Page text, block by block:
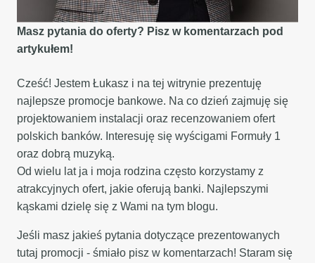
Masz pytania do oferty? Pisz w komentarzach pod
artykułem!
Cześć! Jestem Łukasz i na tej witrynie prezentuję
najlepsze promocje bankowe. Na co dzień zajmuję się
projektowaniem instalacji oraz recenzowaniem ofert
polskich banków. Interesuję się wyścigami Formuły 1
oraz dobrą muzyką.
Od wielu lat ja i moja rodzina często korzystamy z
atrakcyjnych ofert, jakie oferują banki. Najlepszymi
kąskami dzielę się z Wami na tym blogu.
Jeśli masz jakieś pytania dotyczące prezentowanych
tutaj promocji - śmiało pisz w komentarzach! Staram się